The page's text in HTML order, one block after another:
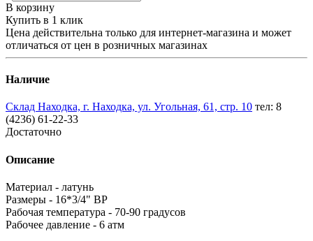
В корзину
Купить в 1 клик
Цена действительна только для интернет-магазина и может
отличаться от цен в розничных магазинах
Наличие
Склад Находка, г. Находка, ул. Угольная, 61, стр. 10 тел: 8
(4236) 61-22-33
Достаточно
Описание
Материал - латунь
Размеры - 16*3/4" ВР
Рабочая температура - 70-90 градусов
Рабочее давление - 6 атм